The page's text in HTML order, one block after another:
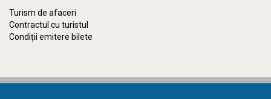
Turism de afaceri
Contractul cu turistul
Condiții emitere bilete